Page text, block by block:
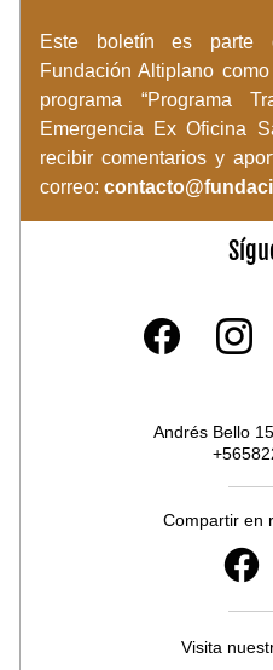
Este boletín es parte
Fundación Altiplano
programa “Programa
Emergencia Ex Oficina
recibir comentarios y
correo:
Andrés Bello
Compartir en
Visita